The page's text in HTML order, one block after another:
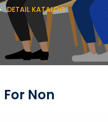
DETAIL KATALOG
Non